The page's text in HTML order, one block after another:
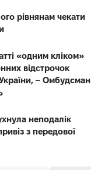
рівнянам чекати
«одним кліком»
відстрочок
України, – Омбудсман
неподалік
з передової